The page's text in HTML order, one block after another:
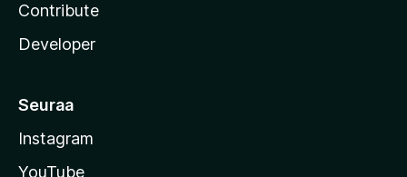
Contribute
Developer
Seuraa
Instagram
YouTube